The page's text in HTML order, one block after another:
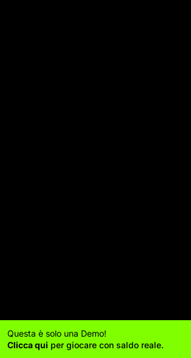
Questa è solo una Demo!
Clicca qui per giocare con saldo reale.